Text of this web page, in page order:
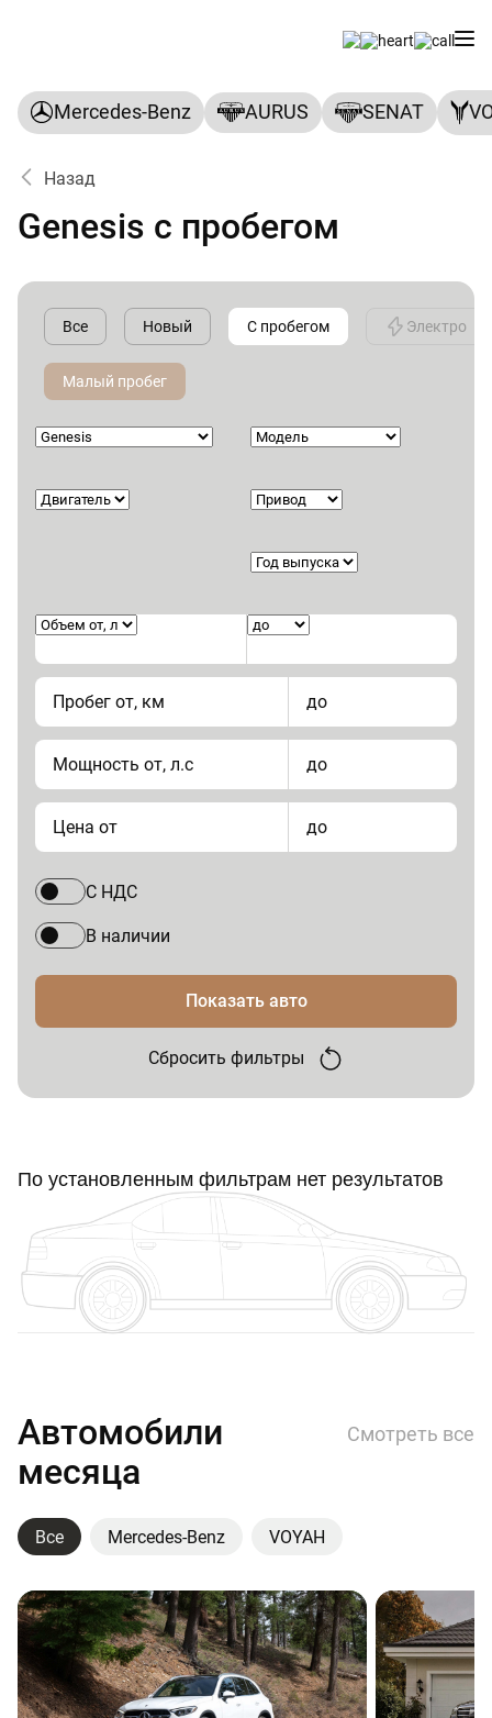
Mercedes-Benz AURUS SENAT
Назад
Genesis с пробегом
Все Новый С пробегом Электро
Малый пробег
Пробег от, км до
Мощность от, л.с до
Цена от до
С НДС
В наличии
Показать авто
Сбросить фильтры
По установленным фильтрам нет результатов
Автомобили
месяца
Смотреть все
Все Mercedes-Benz VOYAH